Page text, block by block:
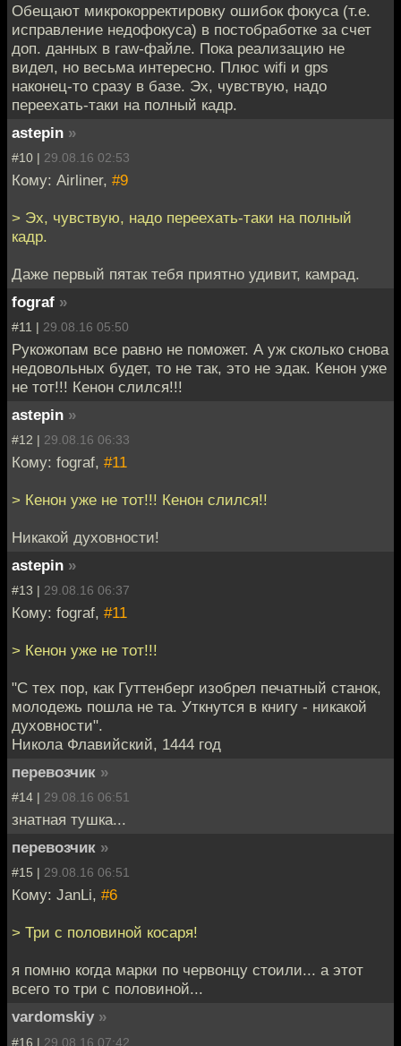
Обещают микрокорректировку ошибок фокуса (т.е.
исправление недофокуса) в постобработке за счет
доп. данных в raw-файле. Пока реализацию не
видел, но весьма интересно. Плюс wifi и gps
наконец-то сразу в базе. Эх, чувствую, надо
переехать-таки на полный кадр.
astepin »
#10 | 29.08.16 02:53
Кому: Airliner, #9
> Эх, чувствую, надо переехать-таки на полный
кадр.
Даже первый пятак тебя приятно удивит, камрад.
fograf »
#11 | 29.08.16 05:50
Рукожопам все равно не поможет. А уж сколько снова
недовольных будет, то не так, это не эдак. Кенон уже
не тот!!! Кенон слился!!!
astepin »
#12 | 29.08.16 06:33
Кому: fograf, #11
> Кенон уже не тот!!! Кенон слился!!
Никакой духовности!
astepin »
#13 | 29.08.16 06:37
Кому: fograf, #11
> Кенон уже не тот!!!
"С тех пор, как Гуттенберг изобрел печатный станок,
молодежь пошла не та. Уткнутся в книгу - никакой
духовности".
Никола Флавийский, 1444 год
перевозчик »
#14 | 29.08.16 06:51
знатная тушка...
перевозчик »
#15 | 29.08.16 06:51
Кому: JanLi, #6
> Три с половиной косаря!
я помню когда марки по червонцу стоили... а этот
всего то три с половиной...
vardomskiy »
#16 | 29.08.16 07:42